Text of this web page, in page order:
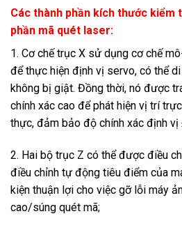
Các thành phần kích thước kiểm
phần mã quét laser:
1. Cơ chế trục X sử dụng cơ chế
để thực hiện định vị servo, có thể
không bị giật. Đồng thời, nó được
chính xác cao để phát hiện vị trí
thực, đảm bảo độ chính xác định vị
2. Hai bộ trục Z có thể được điều
điều chỉnh tự động tiêu điểm của
kiện thuận lợi cho việc gỡ lỗi máy
cao/súng quét mã;